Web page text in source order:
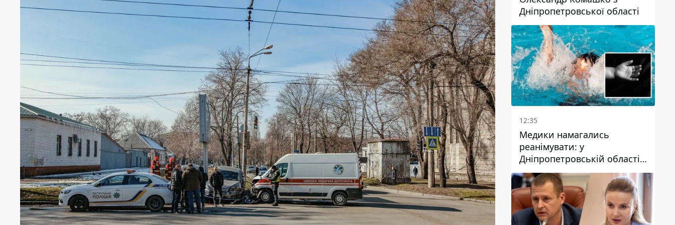
Дніпропетровської області
12:35
Медики намагались
реанімувати: у
Дніпропетровській області
дворічний хлопчик потонув
у басейні